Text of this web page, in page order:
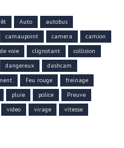
Auto
autobus
camaupoint camera
camion
voie clignotant
collision
dangereux
dashcam
Feu rouge
freinage
pluie police
Preuve
video virage
vitesse